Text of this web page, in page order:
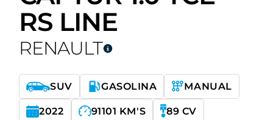
RS LINE
RENAULT
SUV GASOLINA MANUAL
2022 91101 KM'S 89 CV